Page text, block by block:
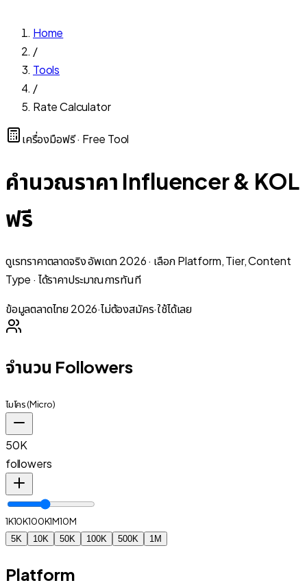
Home
/
Tools
/
Rate Calculator
เครื่องมือฟรี · Free Tool
คำนวณราคา Influencer & KOL
ฟรี
ดูเรทราคาตลาดจริง อัพเดท 2026 · เลือก Platform, Tier, Content
Type · ได้ราคาประมาณการทันที
ข้อมูลตลาดไทย 2026·ไม่ต้องสมัคร·ใช้ได้เลย
จำนวน Followers
ไมโคร(Micro)
50K
followers
1K10K100K1M10M
5K 10K 50K 100K 500K 1M
Platform